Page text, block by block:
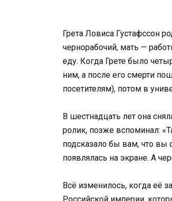
Грета Ловиса Густафссон
чернорабочий, мать —
еду. Когда Грете было
ним, а после его смерти
посетителям), потом в
В шестнадцать лет она
ролик, позже вспоминал:
подсказало бы вам, что вы
появлялась на экране. А
Всё изменилось, когда её